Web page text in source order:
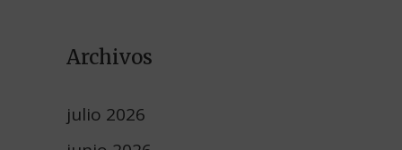
Archivos
julio 2026